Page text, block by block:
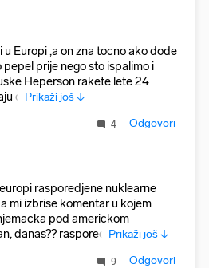
Europi ,a on zna tocno ako dode
pepel prije nego sto ispalimo i
Heperson rakete lete 24
d Prikaži još ↓
4 Odgovori
rasporedjene nuklearne
mi izbrise komentar u kojem
pod americkom
danas?? raspored Prikaži još ↓
9 Odgovori